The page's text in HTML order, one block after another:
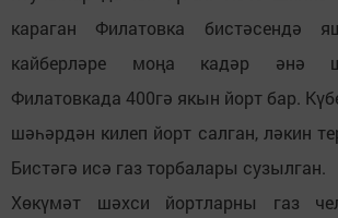
караган Филатовка бистәсендә
кайберләре моңа кадәр әнә
Филатовкада 400гә якын йорт бар.
шәһәрдән килеп йорт салган, ләкин
Бистәгә исә газ торбалары сузылган.
Хөкүмәт шәхси йортларны газ